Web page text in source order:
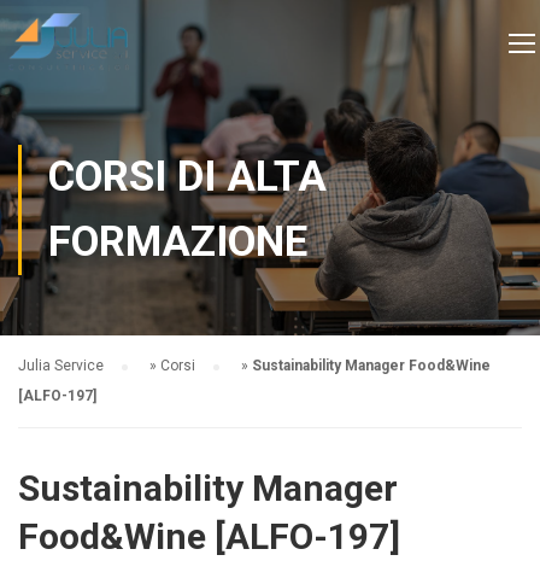
CORSI DI ALTA
FORMAZIONE
Julia Service » Corsi » Sustainability Manager Food&Wine
[ALFO-197]
Sustainability Manager
Food&Wine [ALFO-197]